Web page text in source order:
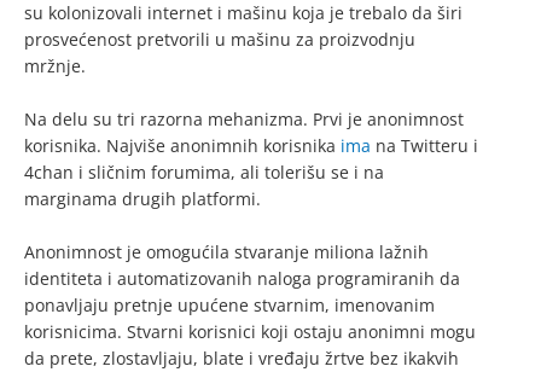
su kolonizovali internet i mašinu koja je trebalo da širi
prosvećenost pretvorili u mašinu za proizvodnju
mržnje.
Na delu su tri razorna mehanizma. Prvi je anonimnost
korisnika. Najviše anonimnih korisnika ima na Twitteru i
4chan i sličnim forumima, ali tolerišu se i na
marginama drugih platformi.
Anonimnost je omogućila stvaranje miliona lažnih
identiteta i automatizovanih naloga programiranih da
ponavljaju pretnje upućene stvarnim, imenovanim
korisnicima. Stvarni korisnici koji ostaju anonimni mogu
da prete, zlostavljaju, blate i vređaju žrtve bez ikakvih